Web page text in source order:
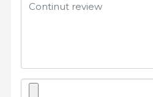
Continut review